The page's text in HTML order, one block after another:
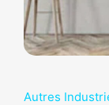
Autres